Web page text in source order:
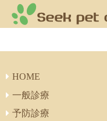
HOME
一般診療
予防診療